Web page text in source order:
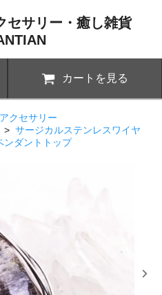
セサリー・癒し雑貨
カートを見る
クセサリー
> サージカルステンレスワイヤ
ンダントトップ